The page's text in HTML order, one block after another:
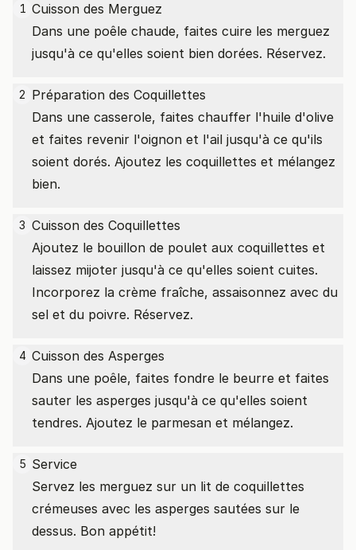
1 Cuisson des Merguez
Dans une poêle chaude, faites cuire les merguez
jusqu'à ce qu'elles soient bien dorées. Réservez.
2 Préparation des Coquillettes
Dans une casserole, faites chauffer l'huile d'olive
et faites revenir l'oignon et l'ail jusqu'à ce qu'ils
soient dorés. Ajoutez les coquillettes et mélangez
bien.
3 Cuisson des Coquillettes
Ajoutez le bouillon de poulet aux coquillettes et
laissez mijoter jusqu'à ce qu'elles soient cuites.
Incorporez la crème fraîche, assaisonnez avec du
sel et du poivre. Réservez.
4 Cuisson des Asperges
Dans une poêle, faites fondre le beurre et faites
sauter les asperges jusqu'à ce qu'elles soient
tendres. Ajoutez le parmesan et mélangez.
5 Service
Servez les merguez sur un lit de coquillettes
crémeuses avec les asperges sautées sur le
dessus. Bon appétit!